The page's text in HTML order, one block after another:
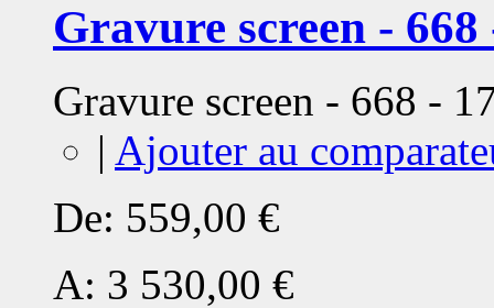
Gravure screen - 668
Gravure screen - 668 -
| Ajouter au
De: 559,00 €
A: 3 530,00 €